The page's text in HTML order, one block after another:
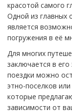
красотой самого
Одной из главных
является
погружения в её
Для многих
заключается в
поездки можно
этно-поселков
которые
зависимости от